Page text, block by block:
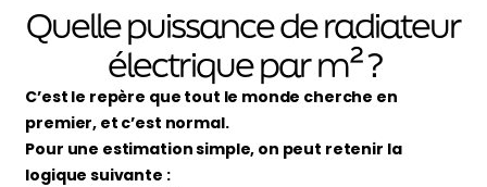
Quelle puissance de radiateur
électrique par m² ?
C’est le repère que tout le monde cherche en
premier, et c’est normal.
Pour une estimation simple, on peut retenir la
logique suivante :